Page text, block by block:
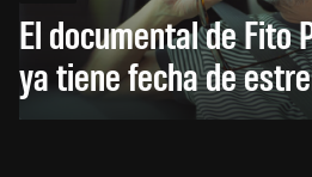
El documental de Fito
ya tiene fecha de